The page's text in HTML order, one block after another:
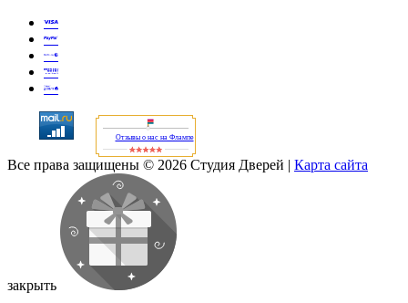
Отзывы о нас на Флампе
Все права защищены © 2026 Студия Дверей | Карта сайта
закрыть